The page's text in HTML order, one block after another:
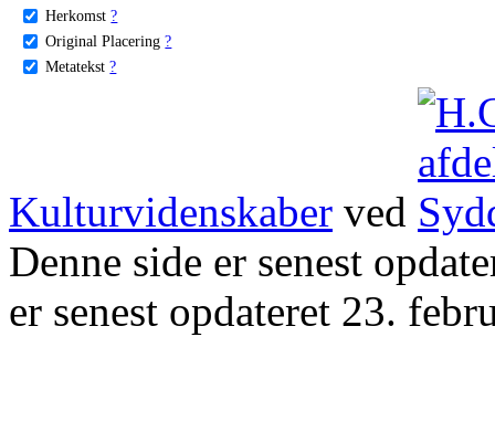
Herkomst ?
Original Placering ?
Metatekst ?
Kulturvidenskaber ved
Denne side er senest
er senest opdateret 23.